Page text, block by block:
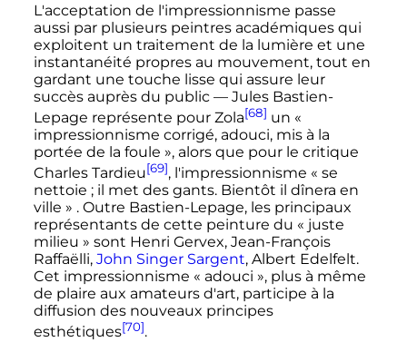
L'acceptation de l'impressionnisme passe
aussi par plusieurs peintres académiques qui
exploitent un traitement de la lumière et une
instantanéité propres au mouvement, tout en
gardant une touche lisse qui assure leur
succès auprès du public —Jules Bastien-
Lepage représente pour Zola[68] un «
impressionnisme corrigé, adouci, mis à la
portée de la foule », alors que pour le critique
Charles Tardieu[69], l'impressionnisme « se
nettoie ; il met des gants. Bientôt il dînera en
ville » . Outre Bastien-Lepage, les principaux
représentants de cette peinture du « juste
milieu » sont Henri Gervex, Jean-François
Raffaëlli, John Singer Sargent, Albert Edelfelt.
Cet impressionnisme « adouci », plus à même
de plaire aux amateurs d'art, participe à la
diffusion des nouveaux principes
esthétiques[70].